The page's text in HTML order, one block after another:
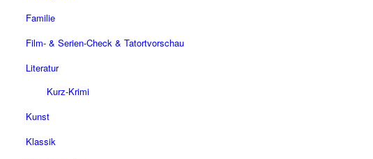
Familie
Film- & Serien-Check & Tatortvorschau
Literatur
Kurz-Krimi
Kunst
Klassik